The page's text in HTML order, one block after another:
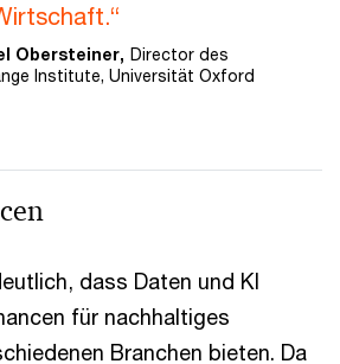
Obersteiner, Director des
Institute, Universität Oxford
dass Daten und KI
für nachhaltiges
Branchen bieten. Da